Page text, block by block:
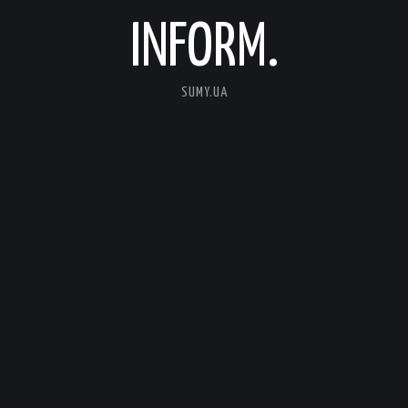
INFORM.
SUMY.UA